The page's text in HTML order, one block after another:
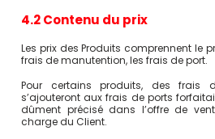
4.2 Contenu du prix
Les prix des Produits comprennent le
frais de manutention, les frais de port.
Pour certains produits, des frais
s’ajouteront aux frais de ports
dûment précisé dans l’offre de
charge du Client.